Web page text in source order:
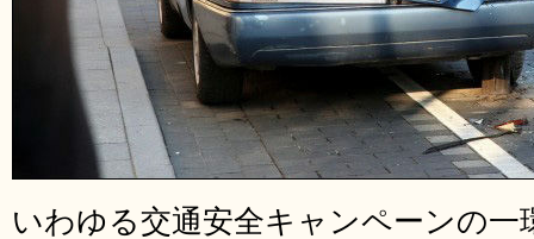
いわゆる交通安全キャンペーンの